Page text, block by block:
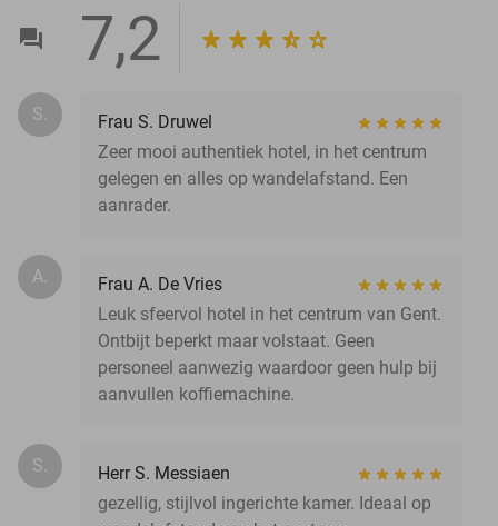
7,2
S.
Frau S. Druwel
Zeer mooi authentiek hotel, in het centrum
gelegen en alles op wandelafstand. Een
aanrader.
A.
Frau A. De Vries
Leuk sfeervol hotel in het centrum van Gent.
Ontbijt beperkt maar volstaat. Geen
personeel aanwezig waardoor geen hulp bij
aanvullen koffiemachine.
S.
Herr S. Messiaen
gezellig, stijlvol ingerichte kamer. Ideaal op